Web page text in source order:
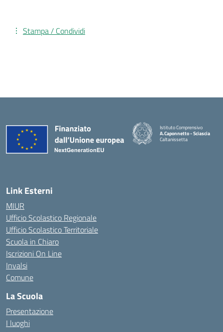
Stampa / Condividi
Istituto Comprensivo
A.Caponnetto - Sciascia
Caltanissetta
Link Esterni
MIUR
Ufficio Scolastico Regionale
Ufficio Scolastico Territoriale
Scuola in Chiaro
Iscrizioni On Line
Invalsi
Comune
La Scuola
Presentazione
I luoghi